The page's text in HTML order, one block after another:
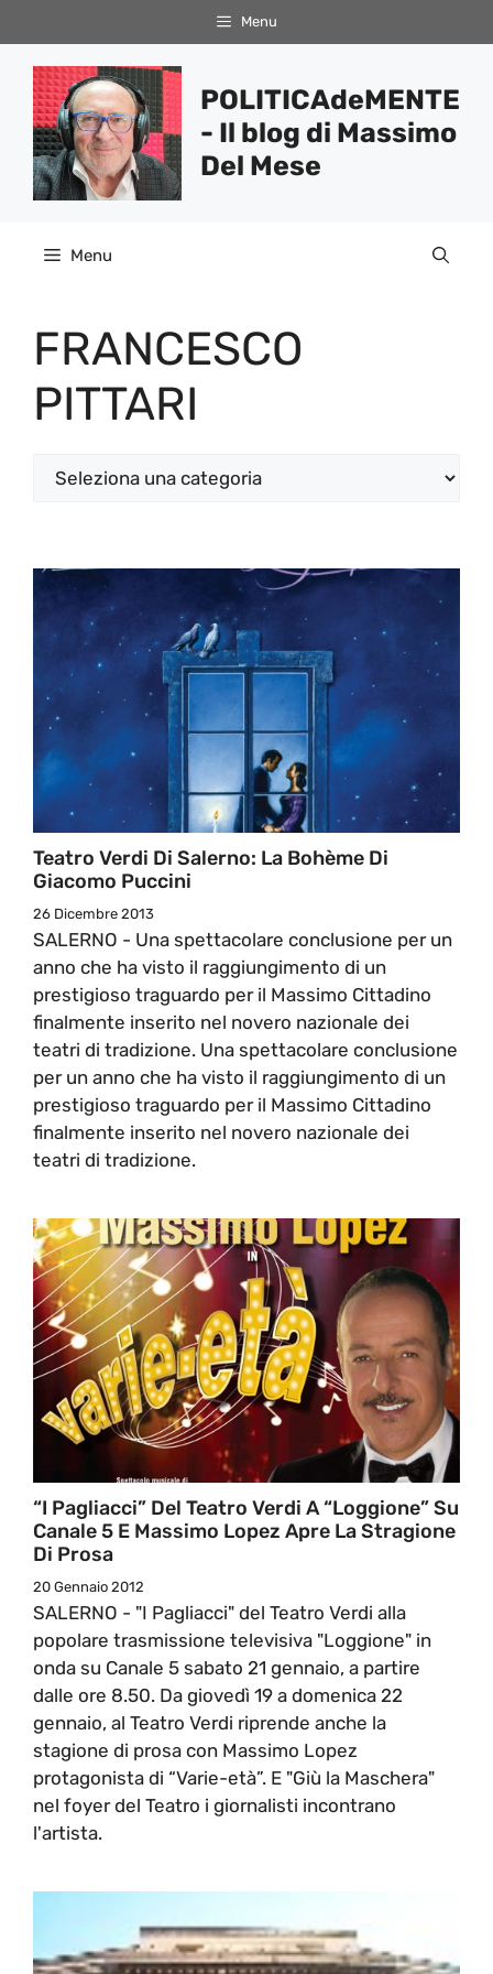
al
contenuto
Menu
POLITICAdeMENTE
- Il blog di Massimo
Del Mese
Menu
FRANCESCO
PITTARI
Categorie
Teatro Verdi Di Salerno: La Bohème Di
Giacomo Puccini
26 Dicembre 2013
SALERNO - Una spettacolare conclusione per un
anno che ha visto il raggiungimento di un
prestigioso traguardo per il Massimo Cittadino
finalmente inserito nel novero nazionale dei
teatri di tradizione. Una spettacolare conclusione
per un anno che ha visto il raggiungimento di un
prestigioso traguardo per il Massimo Cittadino
finalmente inserito nel novero nazionale dei
teatri di tradizione.
“I Pagliacci” Del Teatro Verdi A “Loggione” Su
Canale 5 E Massimo Lopez Apre La Stragione
Di Prosa
20 Gennaio 2012
SALERNO - "I Pagliacci" del Teatro Verdi alla
popolare trasmissione televisiva "Loggione" in
onda su Canale 5 sabato 21 gennaio, a partire
dalle ore 8.50. Da giovedì 19 a domenica 22
gennaio, al Teatro Verdi riprende anche la
stagione di prosa con Massimo Lopez
protagonista di “Varie-età”. E "Giù la Maschera"
nel foyer del Teatro i giornalisti incontrano
l'artista.